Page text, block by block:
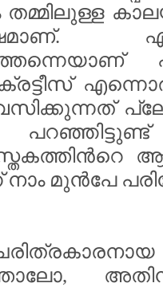
തമ്മിലുള്ള
മുന്‍പേ